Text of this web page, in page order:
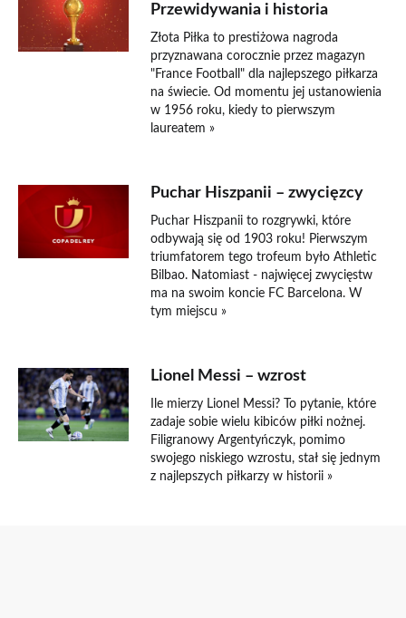
Przewidywania i historia
Złota Piłka to prestiżowa nagroda
przyznawana corocznie przez magazyn
"France Football" dla najlepszego piłkarza
na świecie. Od momentu jej ustanowienia
w 1956 roku, kiedy to pierwszym
laureatem »
Puchar Hiszpanii – zwycięzcy
Puchar Hiszpanii to rozgrywki, które
odbywają się od 1903 roku! Pierwszym
triumfatorem tego trofeum było Athletic
Bilbao. Natomiast - najwięcej zwycięstw
ma na swoim koncie FC Barcelona. W
tym miejscu »
Lionel Messi – wzrost
Ile mierzy Lionel Messi? To pytanie, które
zadaje sobie wielu kibiców piłki nożnej.
Filigranowy Argentyńczyk, pomimo
swojego niskiego wzrostu, stał się jednym
z najlepszych piłkarzy w historii »